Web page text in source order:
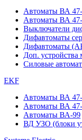
Автоматы ВА
Автоматы ВА
Выключатели
Дифавтоматы
Дифавтоматы
Доп. устройства
Силовые
EKF
Автоматы ВА
Автоматы ВА
Автоматы ВА-99
ВД УЗО (блоки